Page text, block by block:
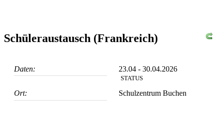
Schüleraustausch (Frankreich)
Daten: 23.04 - 30.04.2026
STATUS
Ort: Schulzentrum Buchen